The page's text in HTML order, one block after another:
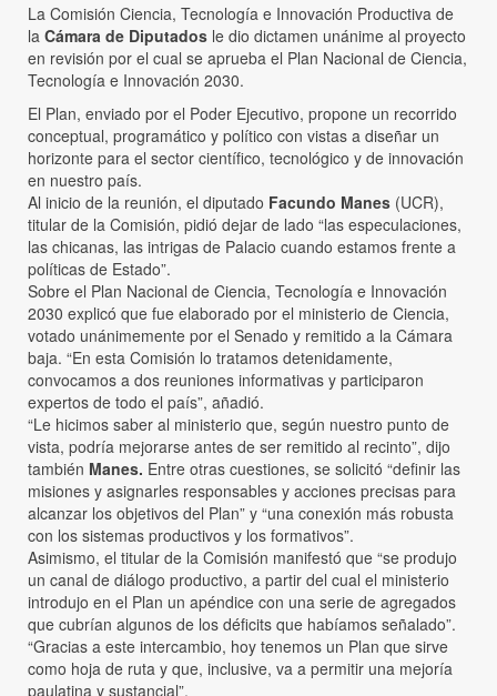
La Comisión Ciencia, Tecnología e Innovación Productiva de
la Cámara de Diputados le dio dictamen unánime al proyecto
en revisión por el cual se aprueba el Plan Nacional de Ciencia,
Tecnología e Innovación 2030.
El Plan, enviado por el Poder Ejecutivo, propone un recorrido
conceptual, programático y político con vistas a diseñar un
horizonte para el sector científico, tecnológico y de innovación
en nuestro país.
Al inicio de la reunión, el diputado Facundo Manes (UCR),
titular de la Comisión, pidió dejar de lado “las especulaciones,
las chicanas, las intrigas de Palacio cuando estamos frente a
políticas de Estado”.
Sobre el Plan Nacional de Ciencia, Tecnología e Innovación
2030 explicó que fue elaborado por el ministerio de Ciencia,
votado unánimemente por el Senado y remitido a la Cámara
baja. “En esta Comisión lo tratamos detenidamente,
convocamos a dos reuniones informativas y participaron
expertos de todo el país”, añadió.
“Le hicimos saber al ministerio que, según nuestro punto de
vista, podría mejorarse antes de ser remitido al recinto”, dijo
también Manes. Entre otras cuestiones, se solicitó “definir las
misiones y asignarles responsables y acciones precisas para
alcanzar los objetivos del Plan” y “una conexión más robusta
con los sistemas productivos y los formativos”.
Asimismo, el titular de la Comisión manifestó que “se produjo
un canal de diálogo productivo, a partir del cual el ministerio
introdujo en el Plan un apéndice con una serie de agregados
que cubrían algunos de los déficits que habíamos señalado”.
“Gracias a este intercambio, hoy tenemos un Plan que sirve
como hoja de ruta y que, inclusive, va a permitir una mejoría
paulatina y sustancial”.